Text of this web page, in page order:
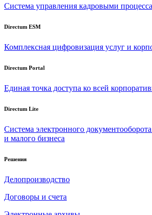
Система управления кадровыми
Directum ESM
Комплексная цифровизация услуг и
Directum Portal
Единая точка доступа ко всей
Directum Lite
Система электронного
и малого бизнеса
Решения
Делопроизводство
Договоры и счета